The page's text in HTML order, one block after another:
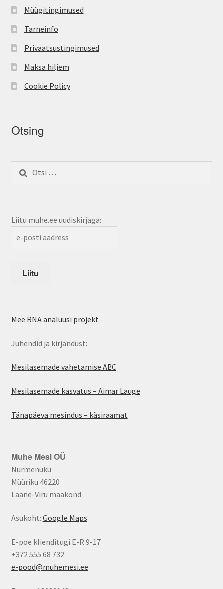
Müügitingimused
Tarneinfo
Privaatsustingimused
Maksa hiljem
Cookie Policy
Otsing
Otsi:
Liitu muhe.ee uudiskirjaga:
Mee RNA analüüsi projekt
Juhendid ja kirjandust:
Mesilasemade vahetamise ABC
Mesilasemade kasvatus – Aimar Lauge
Tänapäeva mesindus – käsiraamat
Muhe Mesi OÜ
Nurmenuku
Müüriku 46220
Lääne-Viru maakond
Asukoht: Google Maps
E-poe klienditugi E-R 9-17
+372 555 68 732
e-pood@muhemesi.ee